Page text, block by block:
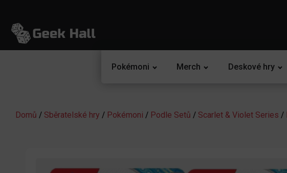
Pokémoni Merch Deskové hry
Domů / Sběratelské hry / Pokémoni / Podle Setů / Scarlet & Violet Series /